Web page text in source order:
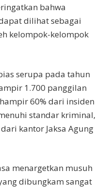
bahwa
dilihat sebagai
kelompok-kelompok
serupa pada tahun
1.700 panggilan
60% dari insiden
standar kriminal,
kantor Jaksa Agung
menargetkan musuh
dibungkam sangat